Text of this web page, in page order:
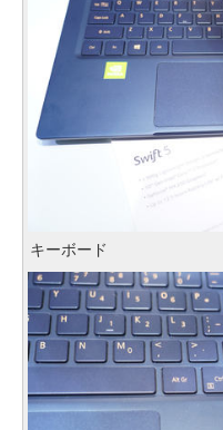
キーボード